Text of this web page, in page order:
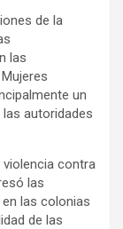
de la
las
un
autoridades
violencia contra
las
las colonias
de las